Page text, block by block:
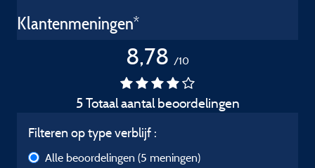
Klantenmeningen*
8,78 /10
5 Totaal aantal beoordelingen
Filteren op type verblijf :
Alle beoordelingen (5 meningen)